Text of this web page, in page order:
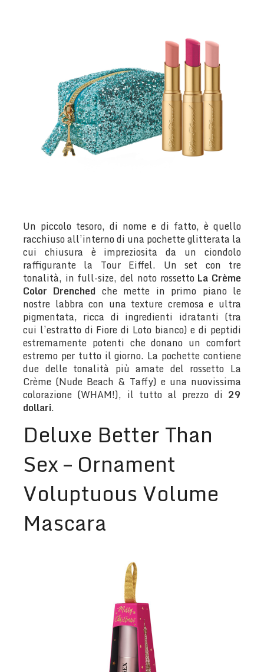
Un piccolo tesoro, di nome e di fatto, è quello
racchiuso all’interno di una pochette glitterata la
cui chiusura è impreziosita da un ciondolo
raffigurante la Tour Eiffel. Un set con tre
tonalità, in full-size, del noto rossetto La Crème
Color Drenched che mette in primo piano le
nostre labbra con una texture cremosa e ultra
pigmentata, ricca di ingredienti idratanti (tra
cui l’estratto di Fiore di Loto bianco) e di peptidi
estremamente potenti che donano un comfort
estremo per tutto il giorno. La pochette contiene
due delle tonalità più amate del rossetto La
Crème (Nude Beach & Taffy) e una nuovissima
colorazione (WHAM!), il tutto al prezzo di 29
dollari.
Deluxe Better Than
Sex – Ornament
Voluptuous Volume
Mascara